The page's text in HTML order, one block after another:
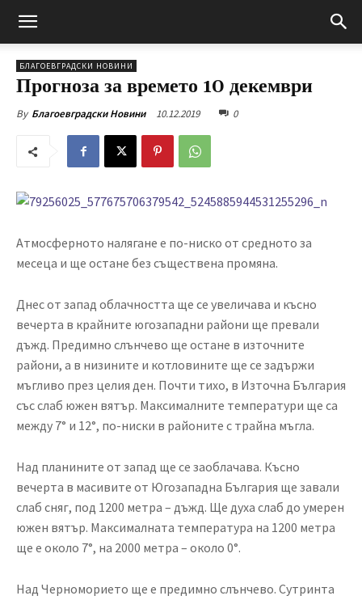
БЛАГОЕВГРАДСКИ НОВИНИ
Прогноза за времето 10 декември
By Благоевградски Новини 10.12.2019 0
Атмосферното налягане е по-ниско от средното за
месеца и ще остане без съществена промяна.
Днес от запад облачността ще се увеличава и късно
вечерта в крайните югозападни райони ще превали
дъжд. Предимно слънчево ще остане в източните
райони, а в низините и котловините ще се задържи
мъгливо през целия ден. Почти тихо, в Източна България
със слаб южен вятър. Максималните температури ще са
между 7° и 12°, по-ниски в районите с трайна мъгла.
Над планините от запад ще се заоблачава. Късно
вечерта в масивите от Югозападна България ще завали
слаб сняг, под 1200 метра – дъжд. Ще духа слаб до умерен
южен вятър. Максималната температура на 1200 метра
ще е около 7°, на 2000 метра – около 0°.
Над Черноморието ще е предимно слънчево. Сутринта